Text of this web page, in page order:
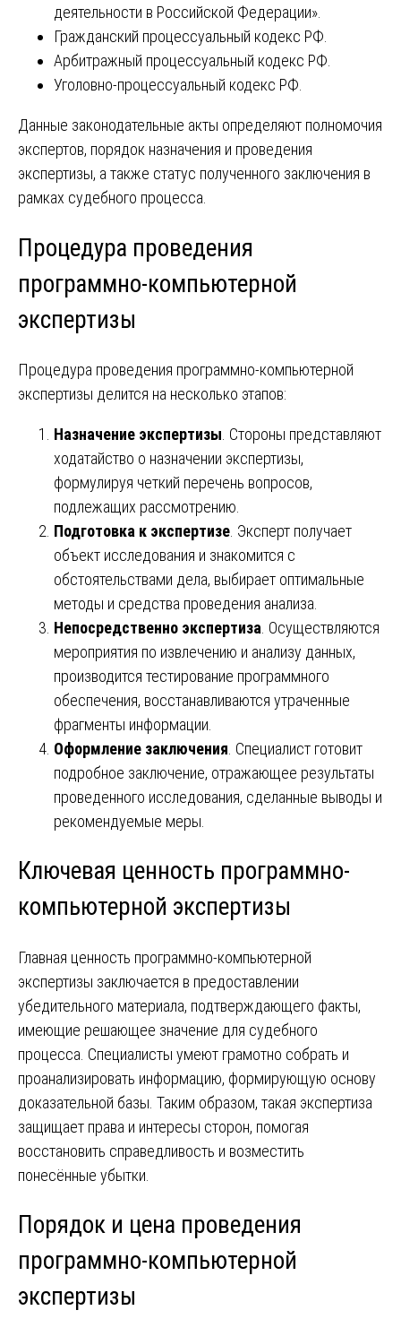
деятельности в Российской Федерации».
Гражданский процессуальный кодекс РФ.
Арбитражный процессуальный кодекс РФ.
Уголовно-процессуальный кодекс РФ.
Данные законодательные акты определяют полномочия
экспертов, порядок назначения и проведения
экспертизы, а также статус полученного заключения в
рамках судебного процесса.
Процедура проведения
программно-компьютерной
экспертизы
Процедура проведения программно-компьютерной
экспертизы делится на несколько этапов:
Назначение экспертизы . Стороны представляют
ходатайство о назначении экспертизы,
формулируя четкий перечень вопросов,
подлежащих рассмотрению.
Подготовка к экспертизе . Эксперт получает
объект исследования и знакомится с
обстоятельствами дела, выбирает оптимальные
методы и средства проведения анализа.
Непосредственно экспертиза . Осуществляются
мероприятия по извлечению и анализу данных,
производится тестирование программного
обеспечения, восстанавливаются утраченные
фрагменты информации.
Оформление заключения . Специалист готовит
подробное заключение, отражающее результаты
проведенного исследования, сделанные выводы и
рекомендуемые меры.
Ключевая ценность программно-
компьютерной экспертизы
Главная ценность программно-компьютерной
экспертизы заключается в предоставлении
убедительного материала, подтверждающего факты,
имеющие решающее значение для судебного
процесса. Специалисты умеют грамотно собрать и
проанализировать информацию, формирующую основу
доказательной базы. Таким образом, такая экспертиза
защищает права и интересы сторон, помогая
восстановить справедливость и возместить
понесённые убытки.
Порядок и цена проведения
программно-компьютерной
экспертизы